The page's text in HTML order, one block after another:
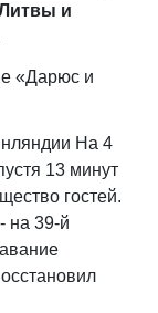
и
«Дарюс и
На 4
13 минут
гостей.
на 39-й